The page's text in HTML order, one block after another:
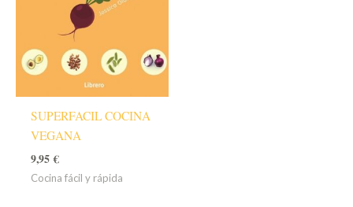
SUPERFACIL COCINA
VEGANA
9,95€
Cocina fácil y rápida